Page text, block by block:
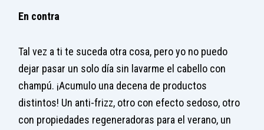
En contra
Tal vez a ti te suceda otra cosa, pero yo no puedo
dejar pasar un solo día sin lavarme el cabello con
champú. ¡Acumulo una decena de productos
distintos! Un anti-frizz, otro con efecto sedoso, otro
con propiedades regeneradoras para el verano, un